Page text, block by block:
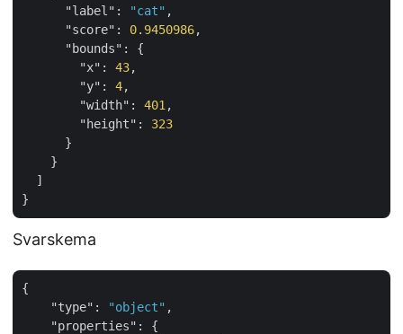
"label" : "cat" ,
"score" : 0.9450986,
"bounds" : {
"x" : 43,
"y" : 4,
"width" : 401 ,
"height" : 323
      }
    }
  ]
Svarskema
{
"type" : "object" ,
"properties" : {